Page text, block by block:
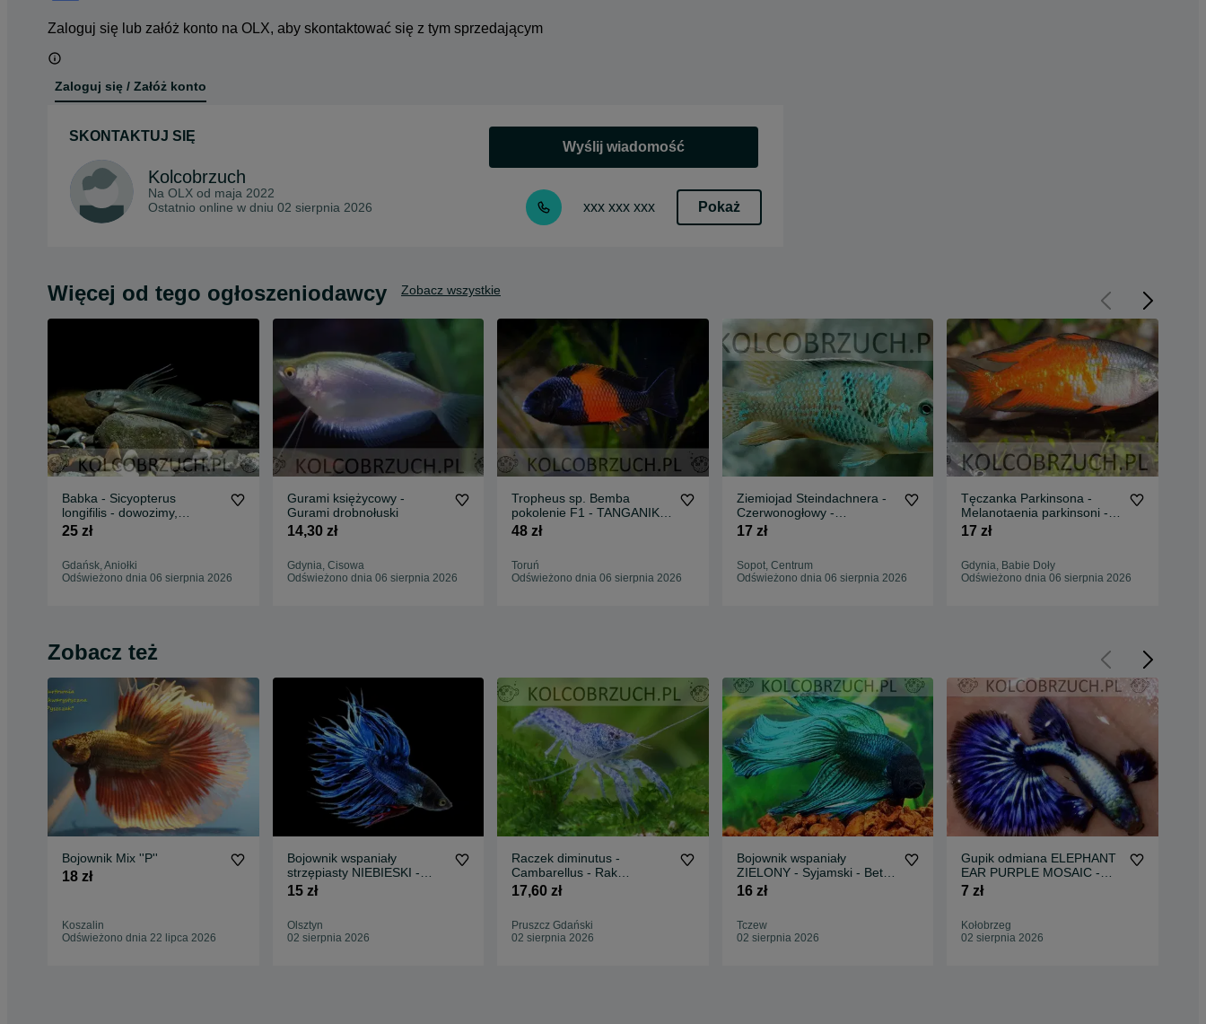
Zaloguj się lub załóż konto na OLX, aby skontaktować się z tym sprzedającym
Zaloguj się / Załóż konto
SKONTAKTUJ SIĘ
Kolcobrzuch
Na OLX od maja 2022
Ostatnio online w dniu 02 sierpnia 2026
Wyślij wiadomość
xxx xxx xxx Pokaż
Więcej od tego ogłoszeniodawcy Zobacz wszystkie
Babka - Sicyopterus
longifilis - dowozimy,
wysyłamy
25 zł
Gdańsk, Aniołki
Odświeżono dnia 06 sierpnia 2026
Gurami księżycowy -
Gurami drobnołuski
14,30 zł
Gdynia, Cisowa
Odświeżono dnia 06 sierpnia 2026
Tropheus sp. Bemba
pokolenie F1 - TANGANIKA
- IMPORT - dowóz, wysyłka
48 zł
Toruń
Odświeżono dnia 06 sierpnia 2026
Ziemiojad Steindachnera -
Czerwonogłowy -
Geophagus - dowóz
17 zł
Sopot, Centrum
Odświeżono dnia 06 sierpnia 2026
Tęczanka Parkinsona -
Melanotaenia parkinsoni -
dowóz, wysyłka
17 zł
Gdynia, Babie Doły
Odświeżono dnia 06 sierpnia 2026
Zobacz też
Bojownik Mix ''P''
18 zł
Koszalin
Odświeżono dnia 22 lipca 2026
Bojownik wspaniały
strzępiasty NIEBIESKI -
Syjamski - Betta - wysyłamy
15 zł
Olsztyn
02 sierpnia 2026
Raczek diminutus -
Cambarellus - Rak
miniaturowy - dowozimy,
wysyłamy
17,60 zł
Pruszcz Gdański
02 sierpnia 2026
Bojownik wspaniały
ZIELONY - Syjamski - Betta
- wysyłamy
16 zł
Tczew
02 sierpnia 2026
Gupik odmiana ELEPHANT
EAR PURPLE MOSAIC -
Poecilia - dowóz
7 zł
Kołobrzeg
02 sierpnia 2026